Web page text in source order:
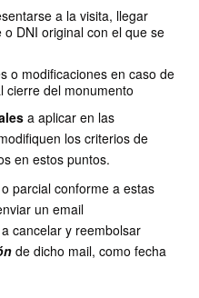
a la visita, llegar
DNI original con el que se
o modificaciones en caso de
cierre del monumento
a aplicar en las
los criterios de
en estos puntos.
parcial conforme a estas
un email
cancelar y reembolsar
de dicho mail, como fecha